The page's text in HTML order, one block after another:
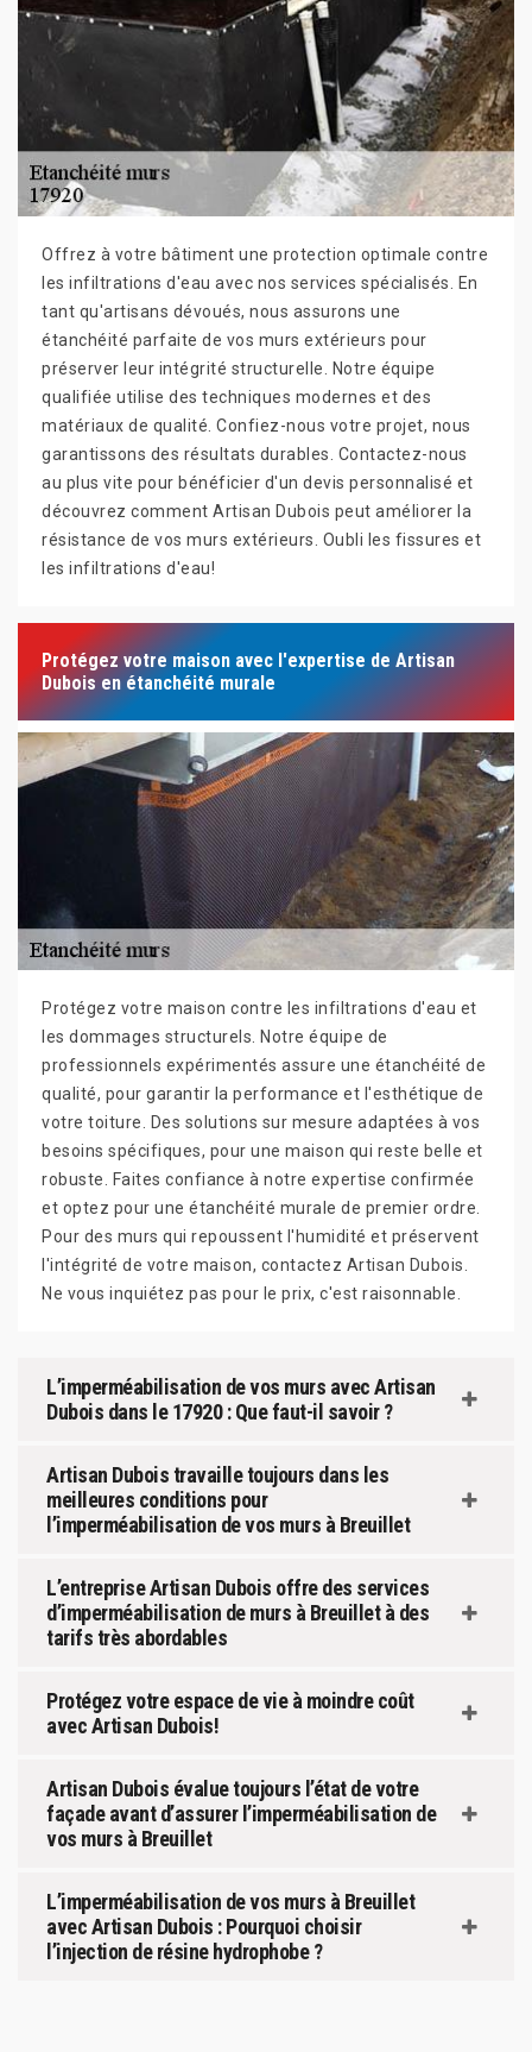
Offrez à votre bâtiment une protection optimale contre
les infiltrations d'eau avec nos services spécialisés. En
tant qu'artisans dévoués, nous assurons une
étanchéité parfaite de vos murs extérieurs pour
préserver leur intégrité structurelle. Notre équipe
qualifiée utilise des techniques modernes et des
matériaux de qualité. Confiez-nous votre projet, nous
garantissons des résultats durables. Contactez-nous
au plus vite pour bénéficier d'un devis personnalisé et
découvrez comment Artisan Dubois peut améliorer la
résistance de vos murs extérieurs. Oubli les fissures et
les infiltrations d'eau!
Protégez votre maison avec l'expertise de Artisan
Dubois en étanchéité murale
Protégez votre maison contre les infiltrations d'eau et
les dommages structurels. Notre équipe de
professionnels expérimentés assure une étanchéité de
qualité, pour garantir la performance et l'esthétique de
votre toiture. Des solutions sur mesure adaptées à vos
besoins spécifiques, pour une maison qui reste belle et
robuste. Faites confiance à notre expertise confirmée
et optez pour une étanchéité murale de premier ordre.
Pour des murs qui repoussent l'humidité et préservent
l'intégrité de votre maison, contactez Artisan Dubois.
Ne vous inquiétez pas pour le prix, c'est raisonnable.
L’imperméabilisation de vos murs avec Artisan
Dubois dans le 17920 : Que faut-il savoir ?
Artisan Dubois travaille toujours dans les
meilleures conditions pour
l’imperméabilisation de vos murs à Breuillet
L’entreprise Artisan Dubois offre des services
d’imperméabilisation de murs à Breuillet à des
tarifs très abordables
Protégez votre espace de vie à moindre coût
avec Artisan Dubois!
Artisan Dubois évalue toujours l’état de votre
façade avant d’assurer l’imperméabilisation de
vos murs à Breuillet
L’imperméabilisation de vos murs à Breuillet
avec Artisan Dubois : Pourquoi choisir
l’injection de résine hydrophobe ?